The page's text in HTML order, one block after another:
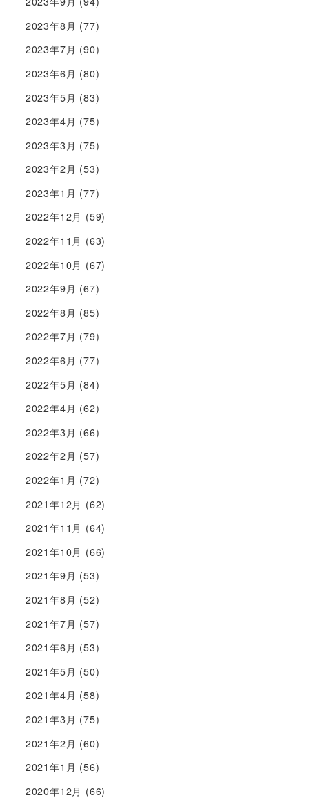
2023年8月 (77)
2023年7月 (90)
2023年6月 (80)
2023年5月 (83)
2023年4月 (75)
2023年3月 (75)
2023年2月 (53)
2023年1月 (77)
2022年12月 (59)
2022年11月 (63)
2022年10月 (67)
2022年9月 (67)
2022年8月 (85)
2022年7月 (79)
2022年6月 (77)
2022年5月 (84)
2022年4月 (62)
2022年3月 (66)
2022年2月 (57)
2022年1月 (72)
2021年12月 (62)
2021年11月 (64)
2021年10月 (66)
2021年9月 (53)
2021年8月 (52)
2021年7月 (57)
2021年6月 (53)
2021年5月 (50)
2021年4月 (58)
2021年3月 (75)
2021年2月 (60)
2021年1月 (56)
2020年12月 (66)